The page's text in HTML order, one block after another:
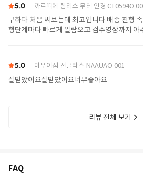
5.0 까르띠에 림리스 무테 안경 CT0594O 002 SILVER
구하다 처음 써보는데 최고입니다 배송 진행
행단계마다 빠르게 알람오고 검수영상까지 아
5.0 마우이짐 선글라스 NAAUAO 001
잘받았어요잘받았어요너무좋아요
리뷰 전체 보기
FAQ